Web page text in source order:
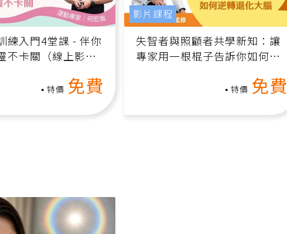
練入門4堂課 - 伴你
不卡關（線上影音
免費
失智者與照顧者共學新知：讓
專家用一根棍子告訴你如何逆
轉退化大腦（線上影音課）
免費
影片課程